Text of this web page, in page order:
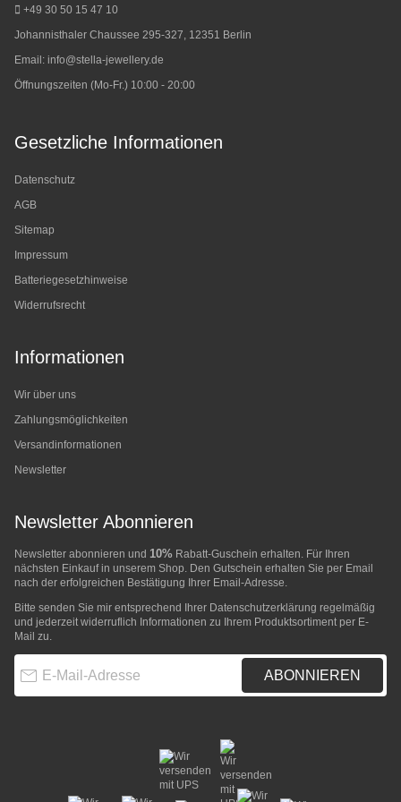
+49 30 50 15 47 10
Johannisthaler Chaussee 295-327, 12351 Berlin
Email: info@stella-jewellery.de
Öffnungszeiten (Mo-Fr.) 10:00 - 20:00
Gesetzliche Informationen
Datenschutz
AGB
Sitemap
Impressum
Batteriegesetzhinweise
Widerrufsrecht
Informationen
Wir über uns
Zahlungsmöglichkeiten
Versandinformationen
Newsletter
Newsletter Abonnieren
Newsletter abonnieren und 10% Rabatt-Guschein erhalten. Für Ihren
nächsten Einkauf in unserem Shop. Den Gutschein erhalten Sie per Email
nach der erfolgreichen Bestätigung Ihrer Email-Adresse.
Bitte senden Sie mir entsprechend Ihrer Datenschutzerklärung regelmäßig
und jederzeit widerruflich Informationen zu Ihrem Produktsortiment per E-
Mail zu.
ABONNIEREN